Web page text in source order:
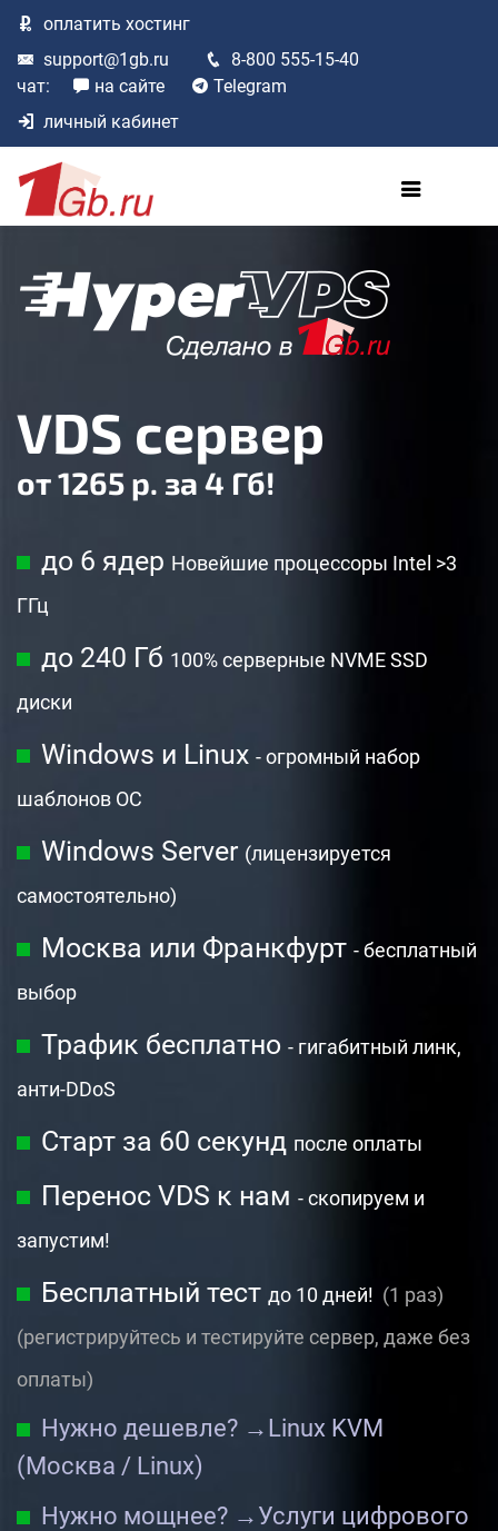
оплатить хостинг
support@1gb.ru
8-800 555-15-40
чат:
на сайте
Telegram
личный кабинет
VDS сервер
от 1265 р. за 4 Гб!
до 6 ядер Новейшие процессоры Intel >3
ГГц
до 240 Гб 100% серверные NVME SSD
диски
Windows и Linux - огромный набор
шаблонов ОС
Windows Server (лицензируется
самостоятельно)
Москва или Франкфурт - бесплатный
выбор
Трафик бесплатно - гигабитный линк,
анти-DDoS
Старт за 60 секунд после оплаты
Перенос VDS к нам - скопируем и
запустим!
Бесплатный тест до 10 дней! (1 раз)
(регистрируйтесь и тестируйте сервер, даже без
оплаты)
Нужно дешевле? → Linux KVM
(Москва / Linux)
Нужно мощнее? → Услуги цифрового